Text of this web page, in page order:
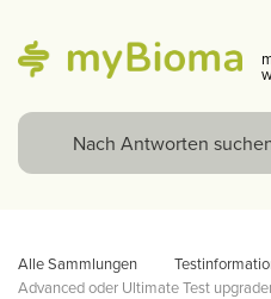
Alle Sammlungen
Advanced oder Ultimate Test